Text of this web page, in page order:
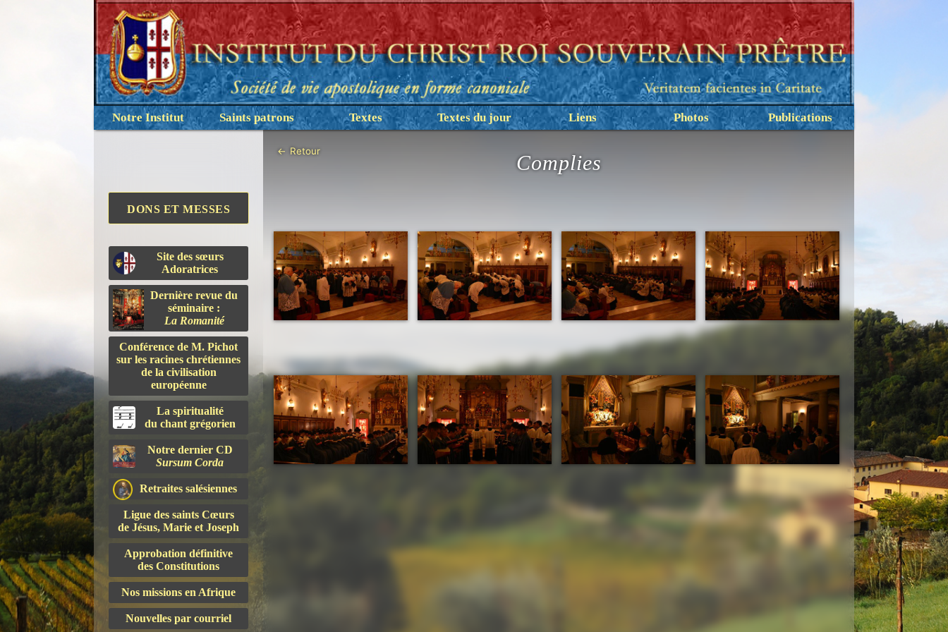
Notre Institut Saints patrons Textes Textes du jour Liens Photos Publications
DONS ET MESSES
Site des sœurs
Adoratrices
Dernière revue du
séminaire :
La Romanité
Conférence de M. Pichot
sur les racines chrétiennes
de la civilisation
européenne
La spiritualité
du chant grégorien
Notre dernier CD
Sursum Corda
Retraites salésiennes
Ligue des saints Cœurs
de Jésus, Marie et Joseph
Approbation définitive
des Constitutions
Nos missions en Afrique
Nouvelles par courriel
← Retour
Complies